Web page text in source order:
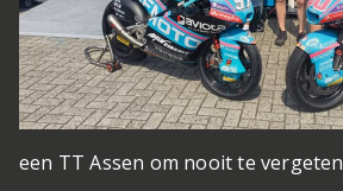
een TT Assen om nooit te vergeten